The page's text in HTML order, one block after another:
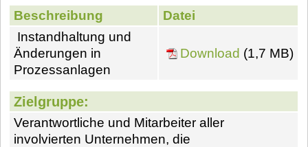
Beschreibung
Datei
Instandhaltung und
Änderungen in
Prozessanlagen
Download (1,7 MB)
Zielgruppe:
Verantwortliche und Mitarbeiter aller
involvierten Unternehmen, die